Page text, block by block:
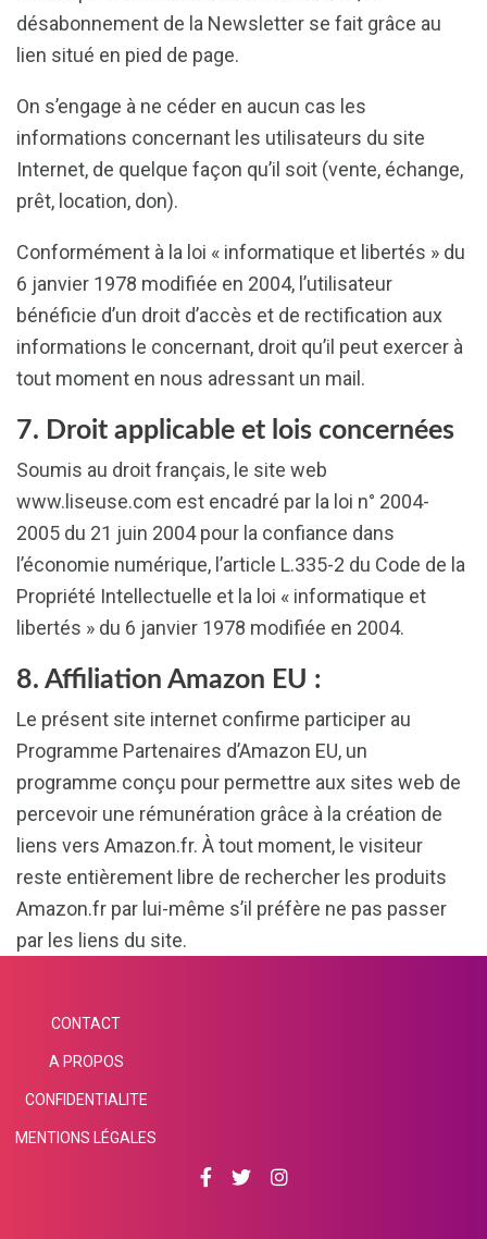
désabonnement de la Newsletter se fait grâce au
lien situé en pied de page.
On s’engage à ne céder en aucun cas les
informations concernant les utilisateurs du site
Internet, de quelque façon qu’il soit (vente, échange,
prêt, location, don).
Conformément à la loi « informatique et libertés » du
6 janvier 1978 modifiée en 2004, l’utilisateur
bénéficie d’un droit d’accès et de rectification aux
informations le concernant, droit qu’il peut exercer à
tout moment en nous adressant un mail.
7. Droit applicable et lois concernées
Soumis au droit français, le site web
www.liseuse.com est encadré par la loi n° 2004-
2005 du 21 juin 2004 pour la confiance dans
l’économie numérique, l’article L.335-2 du Code de la
Propriété Intellectuelle et la loi « informatique et
libertés » du 6 janvier 1978 modifiée en 2004.
8. Affiliation Amazon EU :
Le présent site internet confirme participer au
Programme Partenaires d’Amazon EU, un
programme conçu pour permettre aux sites web de
percevoir une rémunération grâce à la création de
liens vers Amazon.fr. À tout moment, le visiteur
reste entièrement libre de rechercher les produits
Amazon.fr par lui-même s’il préfère ne pas passer
par les liens du site.
CONTACT
A PROPOS
CONFIDENTIALITE
MENTIONS LÉGALES